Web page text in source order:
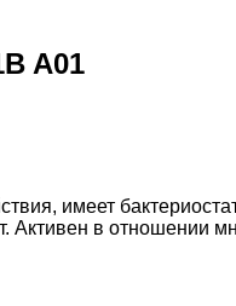
A01
имеет
Активен в отношении